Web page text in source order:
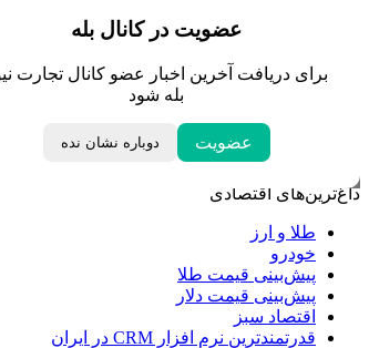
عضویت در کانال بله
برای دریافت آخرین اخبار عضو کانال تجارت
بله شود
عضویت دوباره نشان نده
قیمت یورو
ابزار تبدیل نرخ ارز
لحظه تحویل سال
داغ‌ترین‌های اقتصادی
طلا و ارز
خودرو
پیش‌بینی قیمت طلا
پیش‌بینی قیمت دلار
اقتصاد سبز
قدرتمندترین نرم‌ افزار CRM در ایران